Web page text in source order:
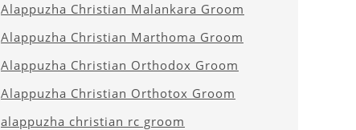
Alappuzha Christian Malankara Groom
Alappuzha Christian Marthoma Groom
Alappuzha Christian Orthodox Groom
Alappuzha Christian Orthotox Groom
alappuzha christian rc groom